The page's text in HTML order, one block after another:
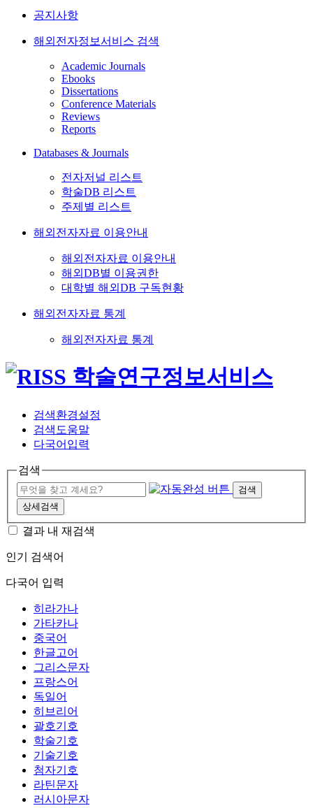
공지사항
해외전자정보서비스 검색
Academic Journals
Ebooks
Dissertations
Conference Materials
Reviews
Reports
Databases & Journals
전자저널 리스트
학술DB 리스트
주제별 리스트
해외전자자료 이용안내
해외전자자료 이용안내
해외DB별 이용권한
대학별 해외DB 구독현황
해외전자자료 통계
해외전자자료 통계
검색환경설정
검색도움말
다국어입력
검색
검색
상세검색
결과 내 재검색
인기 검색어
다국어 입력
히라가나
가타카나
중국어
한글고어
그리스문자
프랑스어
독일어
히브리어
괄호기호
학술기호
기술기호
첨자기호
라틴문자
러시아문자